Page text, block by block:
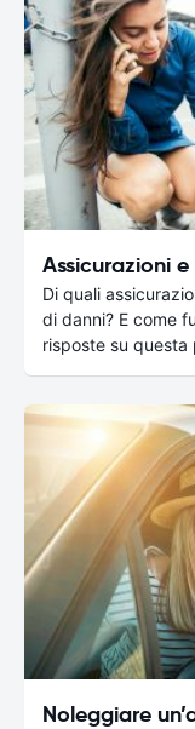
Assicurazioni
Di quali
di danni? E come
risposte su questa
Noleggiare